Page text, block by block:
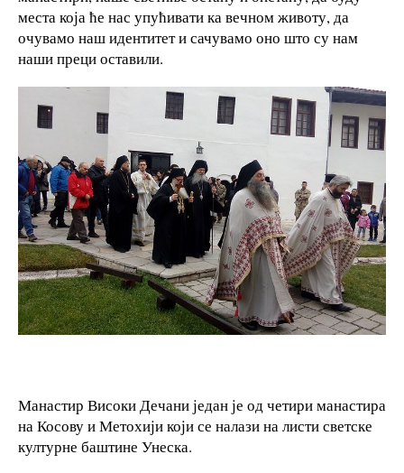
места која ће нас упућивати ка вечном животу, да
очувамо наш идентитет и сачувамо оно што су нам
наши преци оставили.
Манастир Високи Дечани један је од четири манастира
на Косову и Метохији који се налази на листи светске
културне баштине Унеска.